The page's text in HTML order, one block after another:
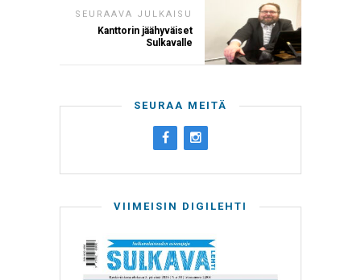
SEURAAVA JULKAISU
Kanttorin jäähyväiset
Sulkavalle
SEURAA MEITÄ
VIIMEISIN DIGILEHTI